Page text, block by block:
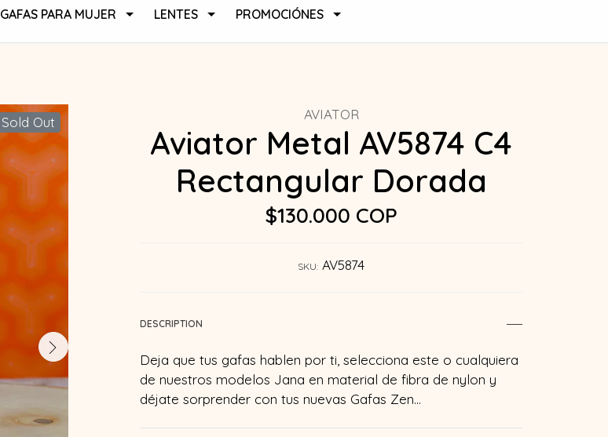
GAFAS PARA MUJER LENTES PROMOCIÓNES
Sold Out AVIATOR
Aviator Metal AV5874 C4
Rectangular Dorada
$130.000 COP
SKU: AV5874
DESCRIPTION
Deja que tus gafas hablen por ti, selecciona este o cualquiera
de nuestros modelos Jana en material de fibra de nylon y
déjate sorprender con tus nuevas Gafas Zen…